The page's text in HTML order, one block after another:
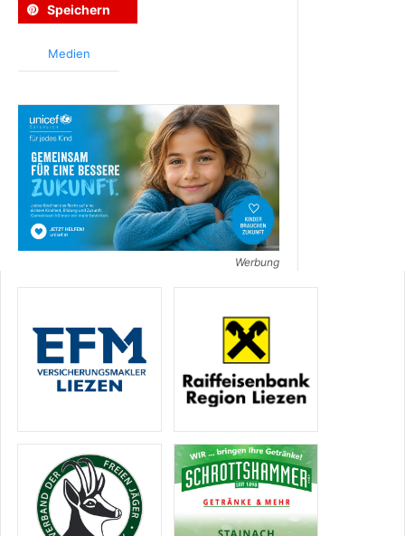
Speichern
Medien
Werbung